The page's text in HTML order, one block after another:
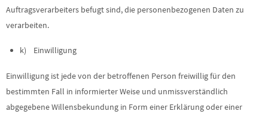
Auftragsverarbeiters befugt sind, die personenbezogenen Daten zu
verarbeiten.
k) Einwilligung
Einwilligung ist jede von der betroffenen Person freiwillig für den
bestimmten Fall in informierter Weise und unmissverständlich
abgegebene Willensbekundung in Form einer Erklärung oder einer